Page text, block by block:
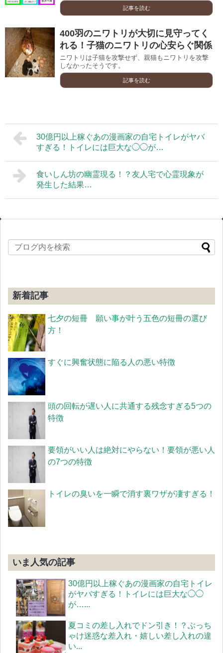
記事を読む
400羽のニワトリが大切に見守ってく
れる！子猫のニワトリの心安らぐ関係
ニワトリは子猫を攻撃せず、親猫もニワトリを攻撃
しなかったそうです。
記事を読む
30億円以上稼ぐあの漫画家の自宅トイレがヤバ
すぎる！トイレには巨大な◯◯が…
食いしん坊の幽霊現る！？友人宅で心霊現象が
発生した結果…
新着記事
七夕の短冊 願い事が叶う五色の短冊の選び
方！
すぐに興奮状態に陥る人の悪い特徴
頭の回転が遅い人に共通する残念すぎる5つの
特徴
要領がいい人は絶対にやらない！要領が悪い人
の7つの特徴
トイレの臭いを一瞬で消す裏ワザが凄すぎる！
いま人気の記事
30億円以上稼ぐあの漫画家の自宅トイレ
がヤバすぎる！トイレには巨大な◯◯
が…...
夏コミの差し入れでドン引き！？ぶっち
ゃけ迷惑な差入れ・嬉しい差し入れの違
い...